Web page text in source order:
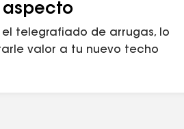
aspecto
telegrafiado de arrugas, lo
valor a tu nuevo techo